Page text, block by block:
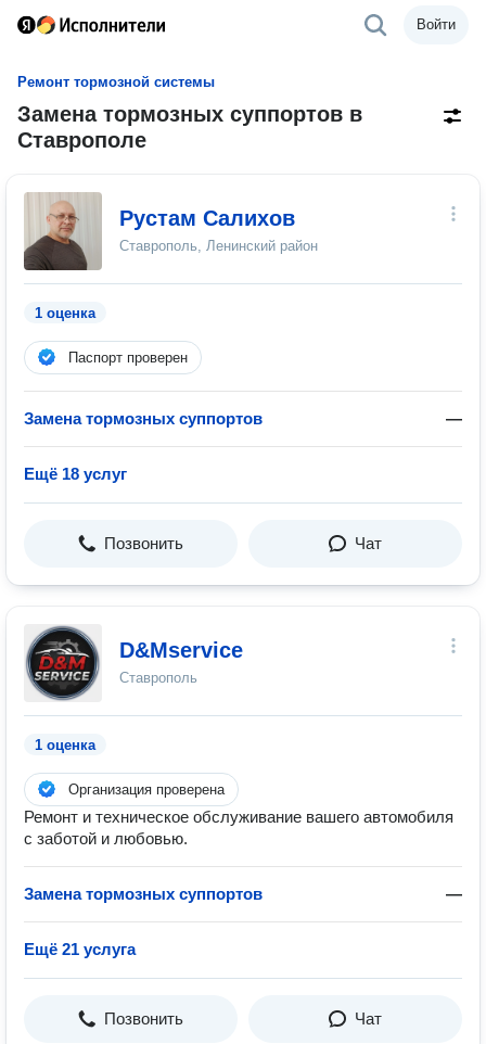
Войти
Ремонт тормозной системы
Замена тормозных суппортов в
Ставрополе
Рустам Салихов
Ставрополь, Ленинский район
1 оценка
Паспорт проверен
Замена тормозных суппортов —
Ещё 18 услуг
Позвонить Чат
D&Mservice
Ставрополь
1 оценка
Организация проверена
Ремонт и техническое обслуживание вашего автомобиля
с заботой и любовью.
Замена тормозных суппортов —
Ещё 21 услуга
Позвонить Чат